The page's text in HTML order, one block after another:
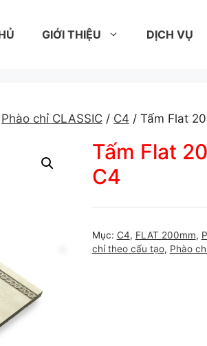
GIỚI THIỆU DỊCH VỤ
Phào chỉ CLASSIC / C4 / Tấm Flat
Tấm Flat
C4
Mục: C4, FLAT 200mm,
chỉ theo cấu tạo, Phào